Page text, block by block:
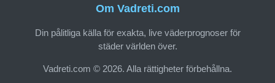
Om Vadreti.com
Din pålitliga källa för exakta, live väderprognoser för
städer världen över.
Vadreti.com © 2026. Alla rättigheter förbehållna.